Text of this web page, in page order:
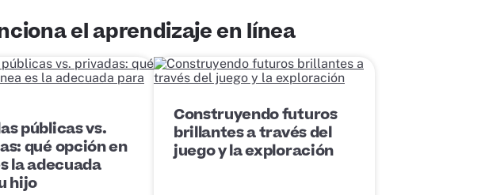
el aprendizaje en línea
públicas vs.
qué opción en
la adecuada
hijo
E
n
Construyendo futuros
brillantes a través del
juego y la exploración